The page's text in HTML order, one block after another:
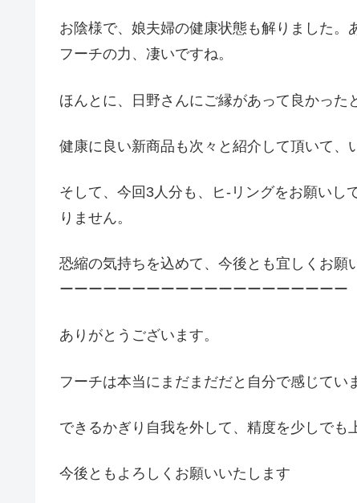
お陰様で、娘夫婦の健康状態も解りました
フーチの力、凄いですね。
ほんとに、日野さんにご縁があって良かった
健康に良い新商品も次々と紹介して頂いて、
そして、今回3人分も、ヒ-リングをお願いし
りません。
恐縮の気持ちを込めて、今後とも宜しくお願
ーーーーーーーーーーーーーーーーーーーー
ありがとうございます。
フーチは本当にまだまだだと自分で感じてい
できるかぎり自我を外して、精度を少しでも
今後ともよろしくお願いいたします